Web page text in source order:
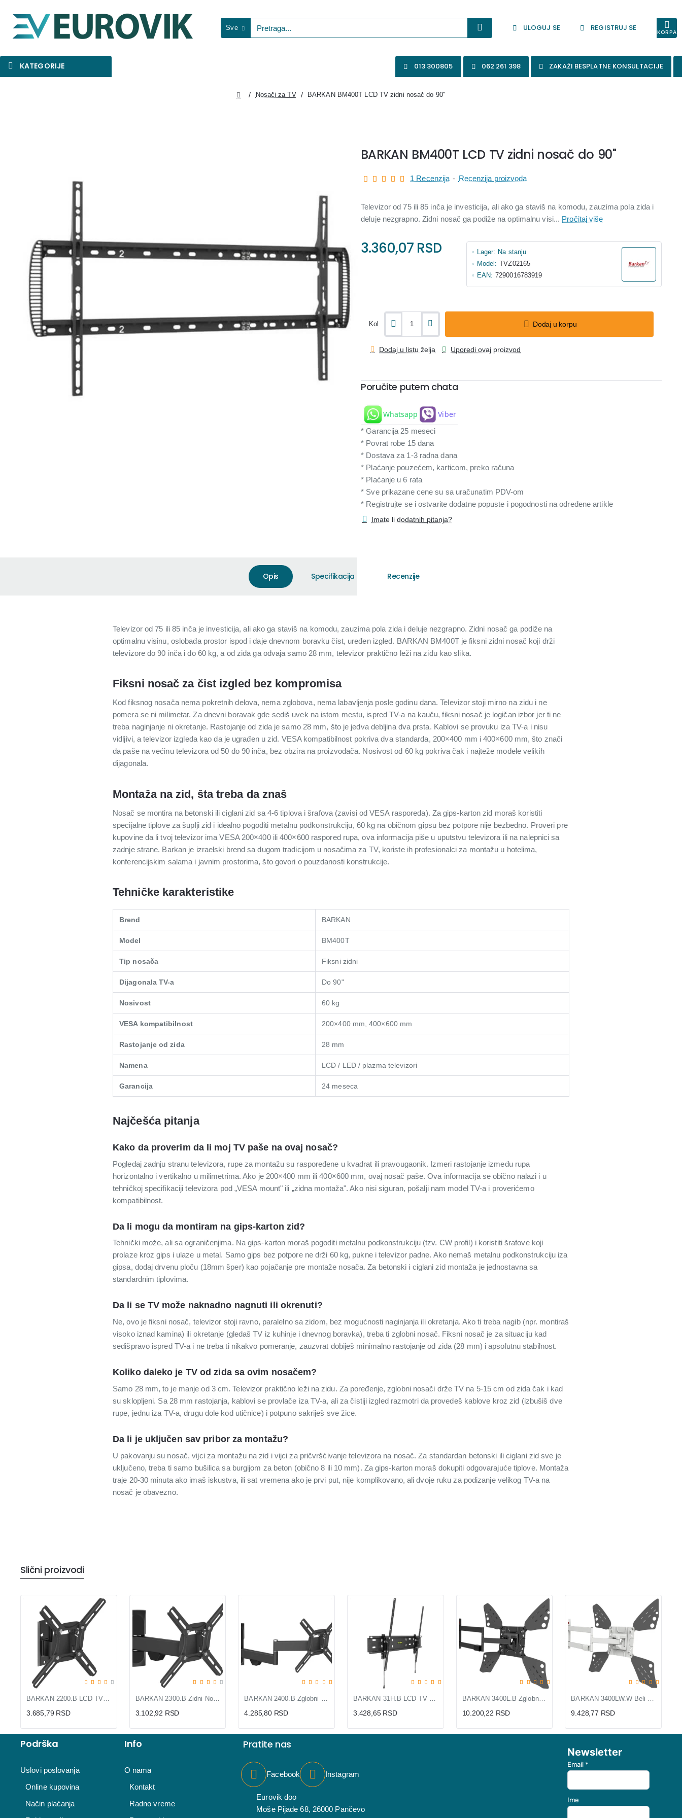
Sve
Pretraga... ULOGUJ SE REGISTRUJ SE KORPA
KATEGORIJE SVE ZA VIDEO NADZOR
013 300805 062 261 398 ZAKAŽI BESPLATNE KONSULTACIJE
Nosači za TV BARKAN BM400T LCD TV zidni nosač do 90"
BARKAN BM400T LCD TV zidni nosač do 90"
Televizor od 75 ili 85 inča je investicija, ali ako ga staviš na komodu, zauzima pola zida i
deluje nezgrapno. Zidni nosač ga podiže na optimalnu visi... Pročitaj više
1 Recenzija - Recenzija proizvoda
3.360,07 RSD Lager: Na stanju
Model: TVZ02165
EAN: 7290016783919
Kol Dodaj u korpu
Dodaj u listu želja Uporedi ovaj proizvod
Poručite putem chata
Whatsapp Viber
* Garancija 25 meseci
* Povrat robe 15 dana
* Dostava za 1-3 radna dana
* Plaćanje pouzećem, karticom, preko računa
* Plaćanje u 6 rata
* Sve prikazane cene su sa uračunatim PDV-om
* Registrujte se i ostvarite dodatne popuste i pogodnosti na određene artikle
Imate li dodatnih pitanja?
Opis Specifikacija Recenzije
Televizor od 75 ili 85 inča je investicija, ali ako ga staviš na komodu, zauzima pola zida i deluje nezgrapno. Zidni nosač ga podiže na
optimalnu visinu, oslobađa prostor ispod i daje dnevnom boravku čist, uređen izgled. BARKAN BM400T je fiksni zidni nosač koji drži
televizore do 90 inča i do 60 kg, a od zida ga odvaja samo 28 mm, televizor praktično leži na zidu kao slika.
Fiksni nosač za čist izgled bez kompromisa
Kod fiksnog nosača nema pokretnih delova, nema zglobova, nema labavljenja posle godinu dana. Televizor stoji mirno na zidu i ne
pomera se ni milimetar. Za dnevni boravak gde sediš uvek na istom mestu, ispred TV-a na kauču, fiksni nosač je logičan izbor jer ti ne
treba naginjanje ni okretanje. Rastojanje od zida je samo 28 mm, što je jedva debljina dva prsta. Kablovi se provuku iza TV-a i nisu
vidljivi, a televizor izgleda kao da je ugrađen u zid. VESA kompatibilnost pokriva dva standarda, 200×400 mm i 400×600 mm, što znači
da paše na većinu televizora od 50 do 90 inča, bez obzira na proizvođača. Nosivost od 60 kg pokriva čak i najteže modele velikih
dijagonala.
Montaža na zid, šta treba da znaš
Nosač se montira na betonski ili ciglani zid sa 4-6 tiplova i šrafova (zavisi od VESA rasporeda). Za gips-karton zid moraš koristiti
specijalne tiplove za šuplji zid i idealno pogoditi metalnu podkonstrukciju, 60 kg na običnom gipsu bez potpore nije bezbedno. Proveri pre
kupovine da li tvoj televizor ima VESA 200×400 ili 400×600 raspored rupa, ova informacija piše u uputstvu televizora ili na nalepnici sa
zadnje strane. Barkan je izraelski brend sa dugom tradicijom u nosačima za TV, koriste ih profesionalci za montažu u hotelima,
konferencijskim salama i javnim prostorima, što govori o pouzdanosti konstrukcije.
Tehničke karakteristike
Brend BARKAN
Model BM400T
Tip nosača Fiksni zidni
Dijagonala TV-a Do 90"
Nosivost 60 kg
VESA kompatibilnost 200×400 mm, 400×600 mm
Rastojanje od zida 28 mm
Namena LCD / LED / plazma televizori
Garancija 24 meseca
Najčešća pitanja
Kako da proverim da li moj TV paše na ovaj nosač?
Pogledaj zadnju stranu televizora, rupe za montažu su raspoređene u kvadrat ili pravougaonik. Izmeri rastojanje između rupa
horizontalno i vertikalno u milimetrima. Ako je 200×400 mm ili 400×600 mm, ovaj nosač paše. Ova informacija se obično nalazi i u
tehničkoj specifikaciji televizora pod „VESA mount" ili „zidna montaža". Ako nisi siguran, pošalji nam model TV-a i proverićemo
kompatibilnost.
Da li mogu da montiram na gips-karton zid?
Tehnički može, ali sa ograničenjima. Na gips-karton moraš pogoditi metalnu podkonstrukciju (tzv. CW profil) i koristiti šrafove koji
prolaze kroz gips i ulaze u metal. Samo gips bez potpore ne drži 60 kg, pukne i televizor padne. Ako nemaš metalnu podkonstrukciju iza
gipsa, dodaj drvenu ploču (18mm šper) kao pojačanje pre montaže nosača. Za betonski i ciglani zid montaža je jednostavna sa
standardnim tiplovima.
Da li se TV može naknadno nagnuti ili okrenuti?
Ne, ovo je fiksni nosač, televizor stoji ravno, paralelno sa zidom, bez mogućnosti naginjanja ili okretanja. Ako ti treba nagib (npr. montiraš
visoko iznad kamina) ili okretanje (gledaš TV iz kuhinje i dnevnog boravka), treba ti zglobni nosač. Fiksni nosač je za situaciju kad
sedišpravo ispred TV-a i ne treba ti nikakvo pomeranje, zauzvrat dobiješ minimalno rastojanje od zida (28 mm) i apsolutnu stabilnost.
Koliko daleko je TV od zida sa ovim nosačem?
Samo 28 mm, to je manje od 3 cm. Televizor praktično leži na zidu. Za poređenje, zglobni nosači drže TV na 5-15 cm od zida čak i kad
su sklopljeni. Sa 28 mm rastojanja, kablovi se provlače iza TV-a, ali za čistiji izgled razmotri da provedeš kablove kroz zid (izbušiš dve
rupe, jednu iza TV-a, drugu dole kod utičnice) i potpuno sakriješ sve žice.
Da li je uključen sav pribor za montažu?
U pakovanju su nosač, vijci za montažu na zid i vijci za pričvršćivanje televizora na nosač. Za standardan betonski ili ciglani zid sve je
uključeno, treba ti samo bušilica sa burgijom za beton (obično 8 ili 10 mm). Za gips-karton moraš dokupiti odgovarajuće tiplove. Montaža
traje 20-30 minuta ako imaš iskustva, ili sat vremena ako je prvi put, nije komplikovano, ali dvoje ruku za podizanje velikog TV-a na
nosač je obavezno.
Slični proizvodi
BARKAN 2200.B LCD TV zidni nosač do 39"
3.685,79 RSD
BARKAN 2300.B Zidni Nosač za TV 19-39" sa Rotacijom 180°
3.102,92 RSD
BARKAN 2400.B Zglobni Zidni Nosač za TV 13-39" Full Motion
4.285,80 RSD
BARKAN 31H.B LCD TV zidni nosač do 65"
3.428,65 RSD
BARKAN 3400L.B Zglobni Zidni Nosač za TV 32-70" sa Punom Rotacijom
10.200,22 RSD
BARKAN 3400LW.W Beli Zglobni Nosač za TV 32-70" Full Motion
9.428,77 RSD
Podrška
Uslovi poslovanja
Online kupovina
Način plaćanja
Info
O nama
Kontakt
Radno vreme
Pratite nas
Facebook Instagram
Eurovik doo
Moše Pijade 68, 26000 Pančevo